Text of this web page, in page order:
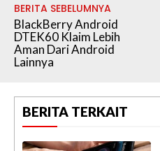
BERITA SEBELUMNYA
BlackBerry Android
DTEK60 Klaim Lebih
Aman Dari Android
Lainnya
BERITA TERKAIT